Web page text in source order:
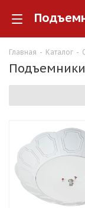
Главная - Каталог -